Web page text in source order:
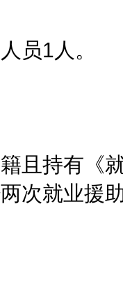
1人。
持有《就
次就业援